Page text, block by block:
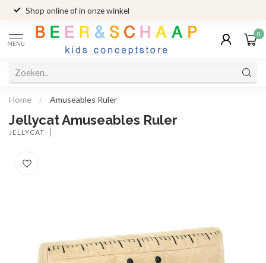
Shop online of in onze winkel
MENU
0
Home / Amuseables Ruler
Jellycat Amuseables Ruler
JELLYCAT